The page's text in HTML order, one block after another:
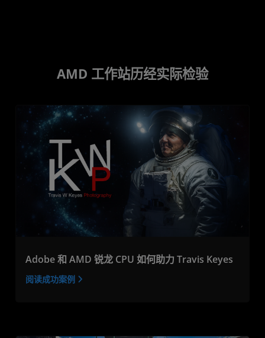
AMD 工作站历经实际检验
Adobe 和 AMD 锐龙 CPU 如何助力 Travis Keyes
阅读成功案例